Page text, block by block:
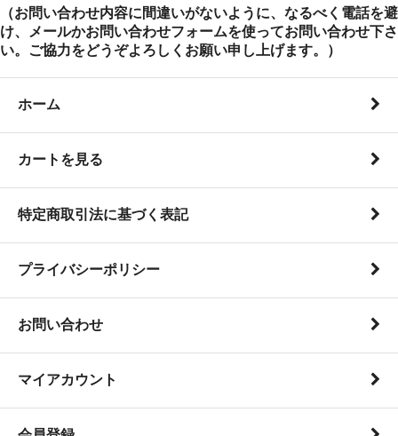
（お問い合わせ内容に間違いがないように、なるべく電話を避
け、メールかお問い合わせフォームを使ってお問い合わせ下さ
い。ご協力をどうぞよろしくお願い申し上げます。）
ホーム
カートを見る
特定商取引法に基づく表記
プライバシーポリシー
お問い合わせ
マイアカウント